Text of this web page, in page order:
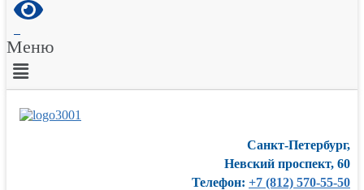
Меню
Санкт-Петербург,
Невский проспект, 60
Телефон: +7 (812) 570-55-50